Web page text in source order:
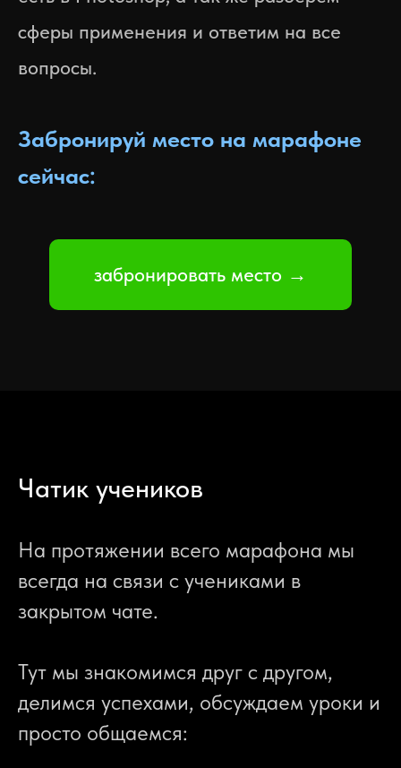
сферы применения и ответим на все
вопросы.
Забронируй место на марафоне
сейчас:
забронировать место →
Чатик учеников
На протяжении всего марафона мы
всегда на связи с учениками в
закрытом чате.
Тут мы знакомимся друг с другом,
делимся успехами, обсуждаем уроки и
просто общаемся: